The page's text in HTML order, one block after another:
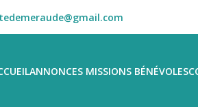
ANNONCES MISSIONS BÉNÉVOLES